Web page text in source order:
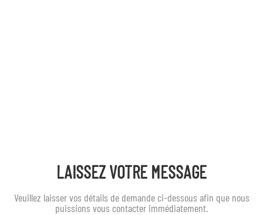
LAISSEZ VOTRE MESSAGE
Veuillez laisser vos détails de demande ci-dessous afin que nous
puissions vous contacter immédiatement.